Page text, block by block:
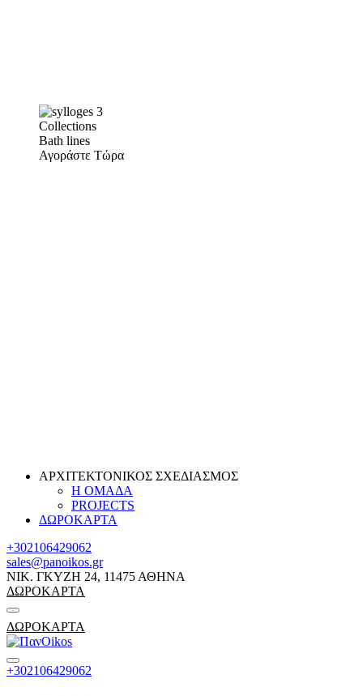
Collections
Bath lines
Αγοράστε Τώρα
ΑΡΧΙΤΕΚΤΟΝΙΚΟΣ ΣΧΕΔΙΑΣΜΟΣ
Η ΟΜΑΔΑ
PROJECTS
ΔΩΡΟΚΑΡΤΑ
+302106429062
sales@panoikos.gr
ΝΙΚ. ΓΚΥΖΗ 24, 11475 ΑΘΗΝΑ
ΔΩΡΟΚΑΡΤΑ
ΔΩΡΟΚΑΡΤΑ
+302106429062